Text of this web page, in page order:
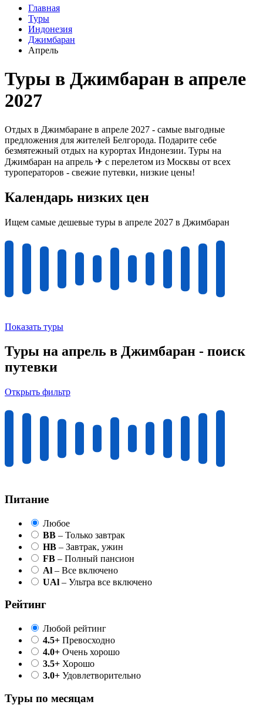
Главная
Туры
Индонезия
Джимбаран
Апрель
Туры в Джимбаран в апреле
2027
Отдых в Джимбаране в апреле 2027 - самые выгодные
предложения для жителей Белгорода. Подарите себе
безмятежный отдых на курортах Индонезии. Туры на
Джимбаран на апрель ✈ с перелетом из Москвы от всех
туроператоров - свежие путевки, низкие цены!
Календарь низких цен
Ищем самые дешевые туры в апреле 2027 в Джимбаран
Показать туры
Туры на апрель в Джимбаран - поиск
путевки
Открыть фильтр
Питание
Любое
BB – Только завтрак
HB – Завтрак, ужин
FB – Полный пансион
Al – Все включено
UAl – Ультра все включено
Рейтинг
Любой рейтинг
4.5+ Превосходно
4.0+ Очень хорошо
3.5+ Хорошо
3.0+ Удовлетворительно
Туры по месяцам